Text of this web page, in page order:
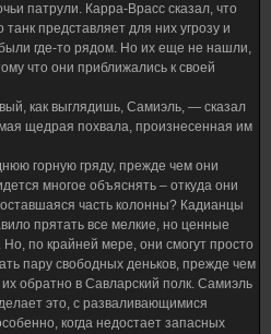
патрули. Карра-Врасс сказал, что
представляет для них угрозу и
где-то рядом. Но их еще не нашли,
что они приближались к своей
как выглядишь, Самиэль, — сказал
щедрая похвала, произнесенная им
горную гряду, прежде чем они
многое объяснять – откуда они
часть колонны? Кадианцы
прятать все мелкие, но ценные
по крайней мере, они смогут просто
пару свободных деньков, прежде чем
обратно в Савларский полк. Самиэль
это, с разваливающимися
когда недостает запасных